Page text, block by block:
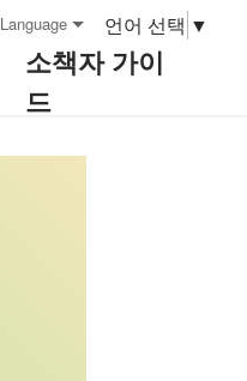
Language 언어 선택 ▼
소책자 가이
드